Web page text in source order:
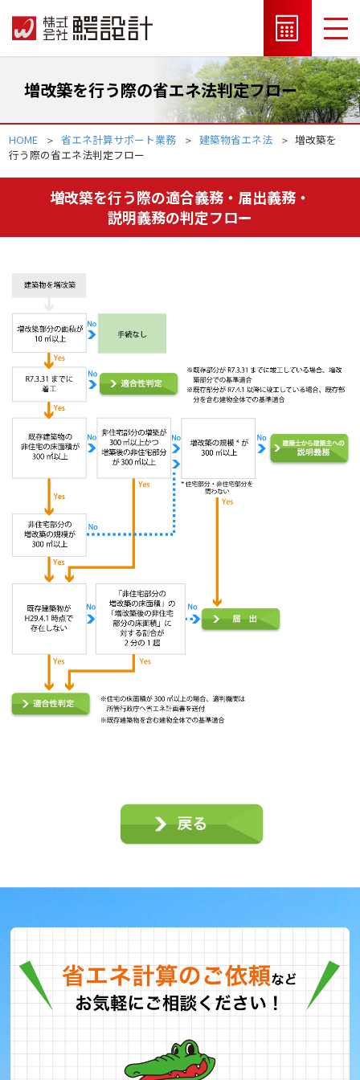
増改築を行う際の省エネ法判定フロー
HOME 省エネ計算サポート業務 建築物省エネ法
増改築を
行う際の省エネ法判定フロー
増改築を行う際の適合義務・届出義務・
説明義務の判定フロー